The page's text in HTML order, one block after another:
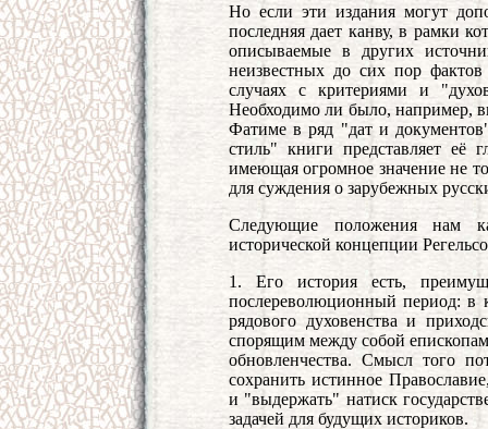
Но если эти издания могут
последняя дает канву, в рамки
описываемые в других
неизвестных до сих пор
случаях с критериями и
Необходимо ли было, например,
Фатиме в ряд "дат и
стиль" книги представляет её
имеющая огромное значение не
для суждения о зарубежных
Следующие положения нам
исторической концепции
1. Его история есть,
послереволюционный период: в
рядового духовенства и
спорящим между собой
обновленчества. Смысл того
сохранить истинное
и "выдержать" натиск
задачей для будущих историков.